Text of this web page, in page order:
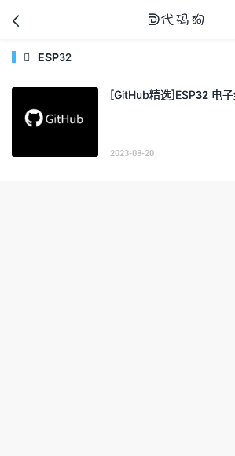


 ESP32
[GitHub精选]ESP32 电
2023-08-20